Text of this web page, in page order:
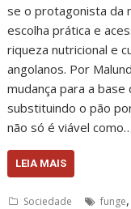
se o protagonista da
escolha prática e
riqueza nutricional e
angolanos. Por
mudança para a
substituindo o pão
não só é viável como…
LEIA MAIS
Sociedade funge,